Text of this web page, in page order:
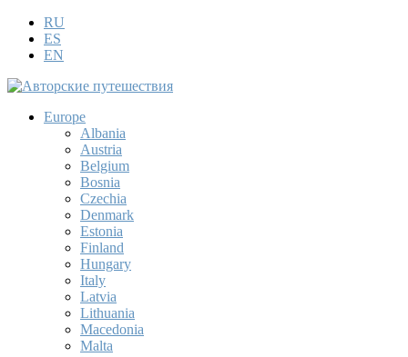
RU
ES
EN
Europe
Albania
Austria
Belgium
Bosnia
Czechia
Denmark
Estonia
Finland
Hungary
Italy
Latvia
Lithuania
Macedonia
Malta